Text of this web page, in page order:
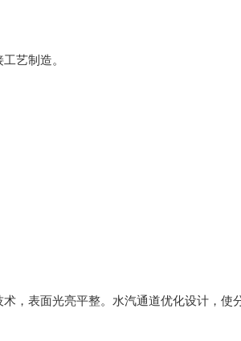
艺制造。
表面光亮平整。水汽通道优化设计，使分